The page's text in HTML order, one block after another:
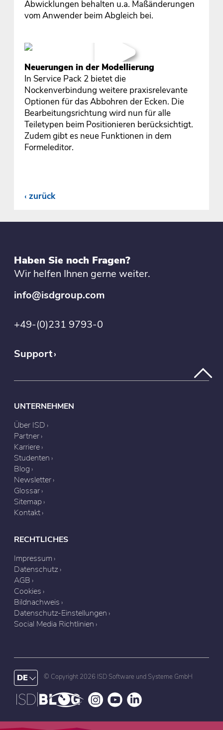
Abwicklungen behalten u.a. Maßänderungen
vom Anwender beim Abgleich bei.
Neuerungen in der Modellierung
In Service Pack 2 bietet die
Nockenverbindung weitere praxisrelevante
Optionen für das Abbohren der Ecken. Die
Bearbeitungsrichtung wird nun für alle
Teiletypen beim Positionieren berücksichtigt.
Zudem gibt es neue Funktionen in dem
Formeleditor.
zurück
Haben Sie noch Fragen?
Wir helfen Ihnen gerne weiter.
info@isdgroup.com
+49-(0)231 9793-0
Support
UNTERNEHMEN
Über ISD
Partner
Karriere
Studenten
Blog
Newsletter
Glossar
Sitemap
Kontakt
RECHTLICHES
Impressum
Datenschutz
AGB
Cookies
Bildnachweis
Datenschutz-Einstellungen
Social Media Richtlinien
DE © Copyright 2026 ISD Software und Systeme GmbH